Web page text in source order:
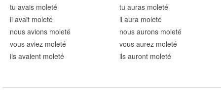
tu avais moleté
il avait moleté
nous avions moleté
vous aviez moleté
ils avaient moleté
tu auras moleté
il aura moleté
nous aurons moleté
vous aurez moleté
ils auront moleté